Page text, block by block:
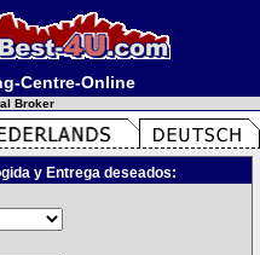
Centre-Online
Broker
y Entrega deseados: